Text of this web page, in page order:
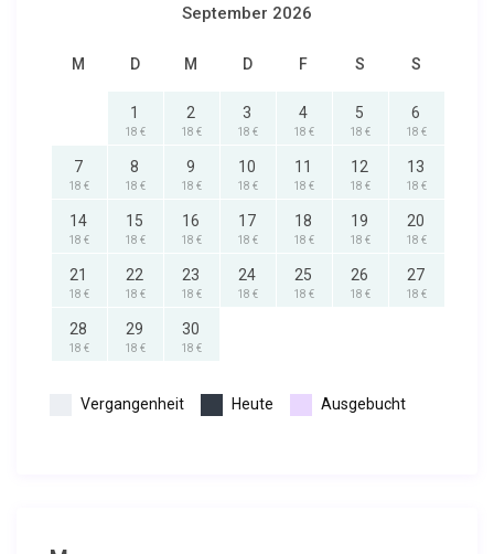
September 2026
M D M D F S S
1
18 €
2
18 €
3
18 €
4
18 €
5
18 €
6
18 €
7
18 €
8
18 €
9
18 €
10
18 €
11
18 €
12
18 €
13
18 €
14
18 €
15
18 €
16
18 €
17
18 €
18
18 €
19
18 €
20
18 €
21
18 €
22
18 €
23
18 €
24
18 €
25
18 €
26
18 €
27
18 €
28
18 €
29
18 €
30
18 €
Vergangenheit Heute Ausgebucht